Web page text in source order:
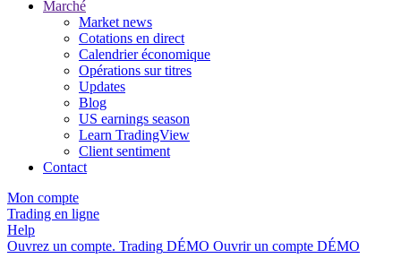
Marché
Market news
Cotations en direct
Calendrier économique
Opérations sur titres
Updates
Blog
US earnings season
Learn TradingView
Client sentiment
Contact
Mon compte
Trading en ligne
Help
Ouvrez un compte. Trading DÉMO Ouvrir un compte DÉMO